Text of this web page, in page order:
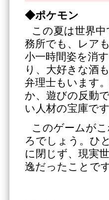
◆ポケモン
この夏は世界
務所でも、レア
小一時間姿を消
り、大好きな酒
弁理士もいます
か、遊びの反動
い人材の宝庫です
このゲームが
ろでしょう。ひ
に閉じず、現実
逸だったことです